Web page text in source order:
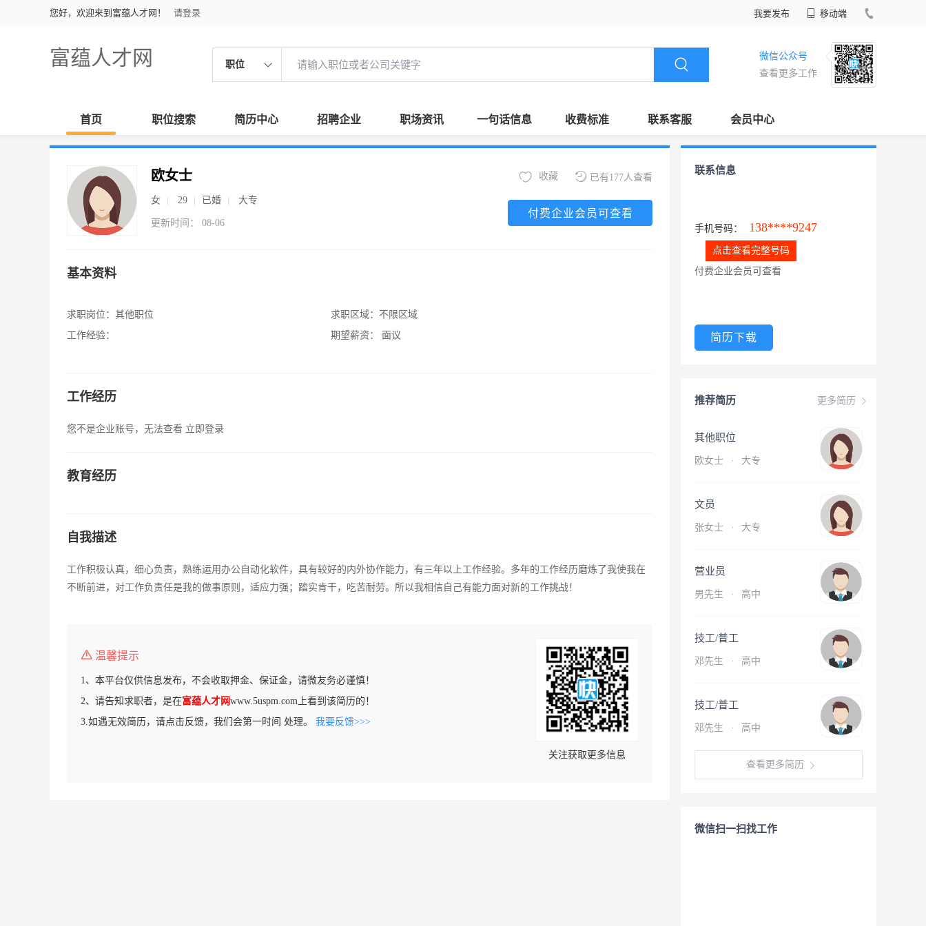
您好，欢迎来到富蕴人才网！ 请登录 我要发布 移动端
富蕴人才网 职位
微信公众号
查看更多工作
首页 职位搜索 简历中心 招聘企业 职场资讯 一句话信息 收费标准 联系客服 会员中心
欧女士
女 29 已婚 大专
更新时间： 08-06
已有177人查看
收藏
付费企业会员可查看
基本资料
求职岗位： 其他职位
工作经验：
求职区域： 不限区域
期望薪资：
面议
工作经历
您不是企业账号，无法查看 立即登录
教育经历
自我描述
工作积极认真，细心负责，熟练运用办公自动化软件，具有较好的内外协作能力，有三年以上工作经验。多年的工作经历磨炼了我使我在
不断前进，对工作负责任是我的做事原则，适应力强；踏实肯干，吃苦耐劳。所以我相信自己有能力面对新的工作挑战！
温馨提示
1、本平台仅供信息发布，不会收取押金、保证金，请微友务必谨慎！
2、请告知求职者，是在富蕴人才网www.5uspm.com上看到该简历的！
3.如遇无效简历，请点击反馈，我们会第一时间 处理。 我要反馈>>>
关注获取更多信息
联系信息
手机号码： 138****9247
点击查看完整号码
付费企业会员可查看
简历下载
更多简历
推荐简历
其他职位
欧女士 · 大专
文员
张女士 · 大专
营业员
男先生 · 高中
技工/普工
邓先生 · 高中
技工/普工
邓先生 · 高中
查看更多简历
微信扫一扫找工作